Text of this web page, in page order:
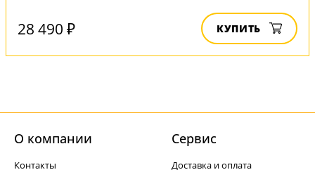
28 490 ₽ КУПИТЬ
О компании
Контакты
Cервис
Доставка и оплата